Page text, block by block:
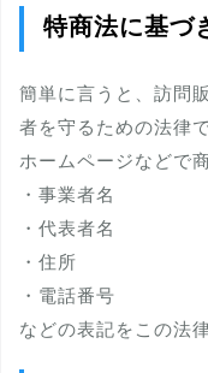
特商法に基づ
簡単に言うと、訪問
者を守るための法律で
ホームページなどで
・事業者名
・代表者名
・住所
・電話番号
などの表記をこの法